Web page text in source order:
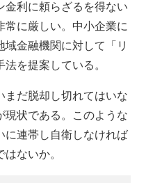
金利に頼らざるを得ない
常に厳しい。中小企業に
金融機関に対して「リ
を提案している。
まだ脱却し切れてはいな
現状である。このような
に連帯し自衛しなければ
ないか。